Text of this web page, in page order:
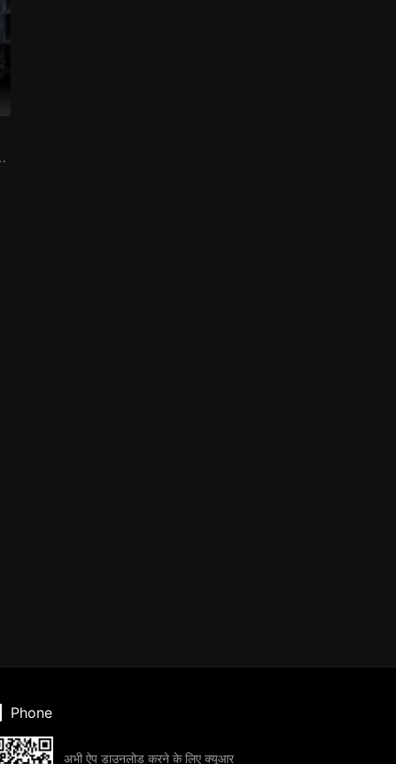
Mouse Chase
Phone
अभी ऐप डाउनलोड करने के लिए क्यूआर